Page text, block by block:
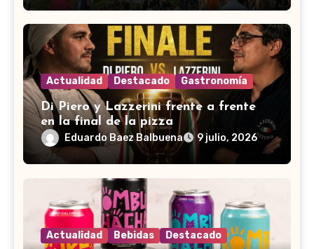
Actualidad Destacado Gastronomía
Di Piero y Lazzerini frente a frente
en la final de la pizza
Eduardo Baez Balbuena 9 julio, 2026
Actualidad Bebidas Destacado